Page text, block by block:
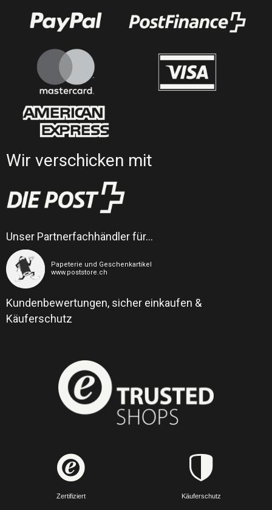
Wir verschicken mit
Unser Partnerfachhändler für…
Papeterie und Geschenkartikel
www.poststore.ch
Kundenbewertungen, sicher einkaufen &
Käuferschutz
Zertifiziert Käuferschutz